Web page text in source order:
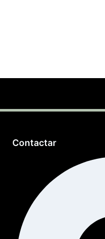
Contactar